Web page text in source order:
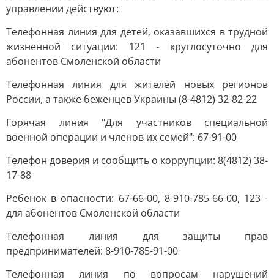
управлении действуют:
Телефонная линия для детей, оказавшихся в трудной
жизненной ситуации: 121 - круглосуточно для
абонентов Смоленской области
Телефонная линия для жителей новых регионов
России, а также беженцев Украины (8-4812) 32-82-22
Горячая линия "Для участников специальной
военной операции и членов их семей": 67-91-00
Телефон доверия и сообщить о коррупции: 8(4812) 38-
17-88
Ребенок в опасности: 67-66-00, 8-910-785-66-00, 123 -
для абонентов Смоленской области
Телефонная линия для защиты прав
предпринимателей: 8-910-785-91-00
Телефонная линия по вопросам нарушений